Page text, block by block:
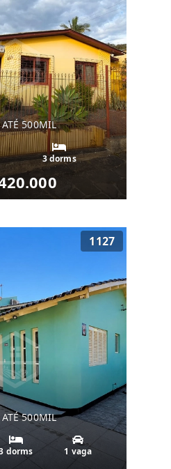
ATÉ 500MIL
3 dorms
1127
ATÉ 500MIL
dorms 1 vaga